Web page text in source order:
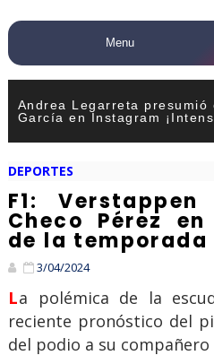
Andrea Legarreta presumió
García en Instagram
DEPORTES
F1:
Checo Pérez
de la temporada
3/04/2024
La polémica de la escudería continúa ante el
reciente pronóstico del
del podio a su compañero